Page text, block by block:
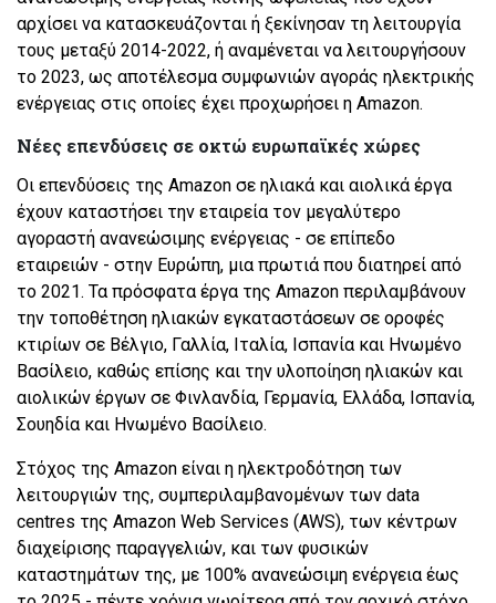
αρχίσει να κατασκευάζονται ή ξεκίνησαν τη λειτουργία
τους μεταξύ 2014-2022, ή αναμένεται να λειτουργήσουν
το 2023, ως αποτέλεσμα συμφωνιών αγοράς ηλεκτρικής
ενέργειας στις οποίες έχει προχωρήσει η Amazon.
Νέες επενδύσεις σε οκτώ ευρωπαϊκές χώρες
Οι επενδύσεις της Amazon σε ηλιακά και αιολικά έργα
έχουν καταστήσει την εταιρεία τον μεγαλύτερο
αγοραστή ανανεώσιμης ενέργειας - σε επίπεδο
εταιρειών - στην Ευρώπη, μια πρωτιά που διατηρεί από
το 2021. Τα πρόσφατα έργα της Amazon περιλαμβάνουν
την τοποθέτηση ηλιακών εγκαταστάσεων σε οροφές
κτιρίων σε Βέλγιο, Γαλλία, Ιταλία, Ισπανία και Ηνωμένο
Βασίλειο, καθώς επίσης και την υλοποίηση ηλιακών και
αιολικών έργων σε Φινλανδία, Γερμανία, Ελλάδα, Ισπανία,
Σουηδία και Ηνωμένο Βασίλειο.
Στόχος της Amazon είναι η ηλεκτροδότηση των
λειτουργιών της, συμπεριλαμβανομένων των data
centres της Amazon Web Services (AWS), των κέντρων
διαχείρισης παραγγελιών, και των φυσικών
καταστημάτων της, με 100% ανανεώσιμη ενέργεια έως